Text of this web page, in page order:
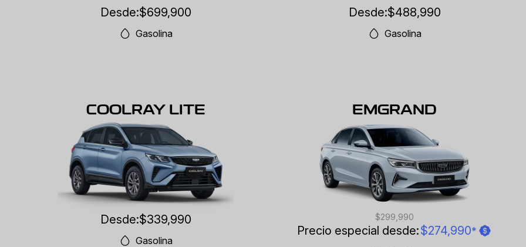
Desde:$699,900
Gasolina
Desde:$488,990
Gasolina
COOLRAY LITE
Desde:$339,990
Gasolina
EMGRAND
$299,990
Precio especial desde:$274,990*